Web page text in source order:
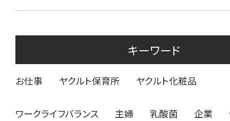
キーワード
お仕事 ヤクルト保育所 ヤクルト化粧品
ワークライフバランス 主婦 乳酸菌 企業